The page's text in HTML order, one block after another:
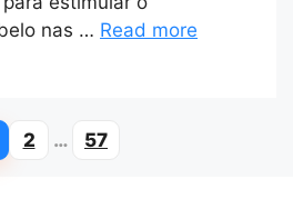
nas … Read more
Page
2 … Page
57